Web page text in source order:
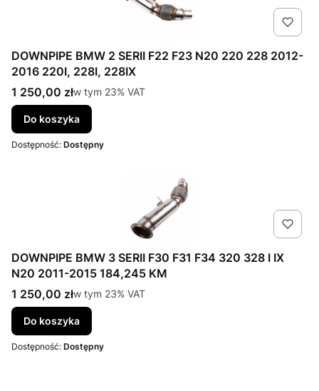
DOWNPIPE BMW 2 SERII F22 F23 N20 220 228 2012-
2016 220I, 228I, 228IX
Cena brutto
1 250,00 złw tym %s VAT
w tym 23% VAT
Do koszyka
Dostępność: Dostępny
DOWNPIPE BMW 3 SERII F30 F31 F34 320 328 I IX
N20 2011-2015 184,245 KM
Cena brutto
1 250,00 złw tym %s VAT
w tym 23% VAT
Do koszyka
Dostępność: Dostępny